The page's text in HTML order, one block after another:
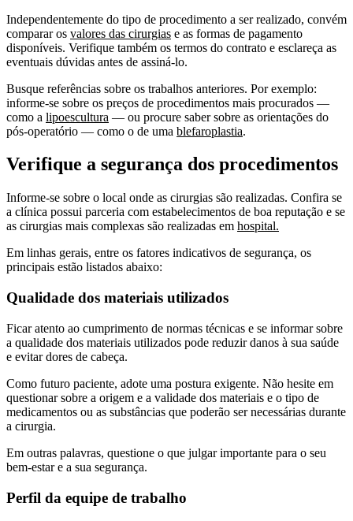
Independentemente do tipo de procedimento a ser realizado, convém
comparar os valores das cirurgias e as formas de pagamento
disponíveis. Verifique também os termos do contrato e esclareça as
eventuais dúvidas antes de assiná-lo.
Busque referências sobre os trabalhos anteriores. Por exemplo:
informe-se sobre os preços de procedimentos mais procurados —
como a lipoescultura — ou procure saber sobre as orientações do
pós-operatório — como o de uma blefaroplastia.
Verifique a segurança dos procedimentos
Informe-se sobre o local onde as cirurgias são realizadas. Confira se
a clínica possui parceria com estabelecimentos de boa reputação e se
as cirurgias mais complexas são realizadas em hospital.
Em linhas gerais, entre os fatores indicativos de segurança, os
principais estão listados abaixo:
Qualidade dos materiais utilizados
Ficar atento ao cumprimento de normas técnicas e se informar sobre
a qualidade dos materiais utilizados pode reduzir danos à sua saúde
e evitar dores de cabeça.
Como futuro paciente, adote uma postura exigente. Não hesite em
questionar sobre a origem e a validade dos materiais e o tipo de
medicamentos ou as substâncias que poderão ser necessárias durante
a cirurgia.
Em outras palavras, questione o que julgar importante para o seu
bem-estar e a sua segurança.
Perfil da equipe de trabalho